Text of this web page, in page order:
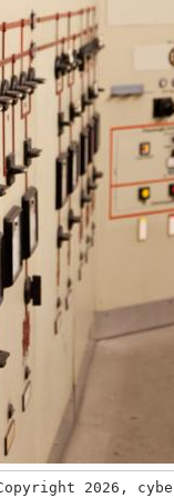
2026,